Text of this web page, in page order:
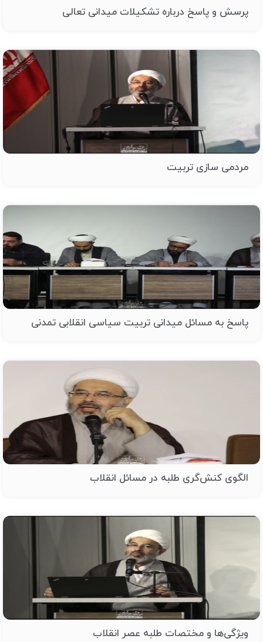
پرسش و پاسخ درباره تشکیلات میدانی تعالی
مردمی سازی تربیت
پاسخ به مسائل میدانی تربیت سیاسی انقلابی تمدنی
الگوی کنش‌گری طلبه در مسائل انقلاب
ویژگی‌ها و مختصات طلبه عصر انقلاب